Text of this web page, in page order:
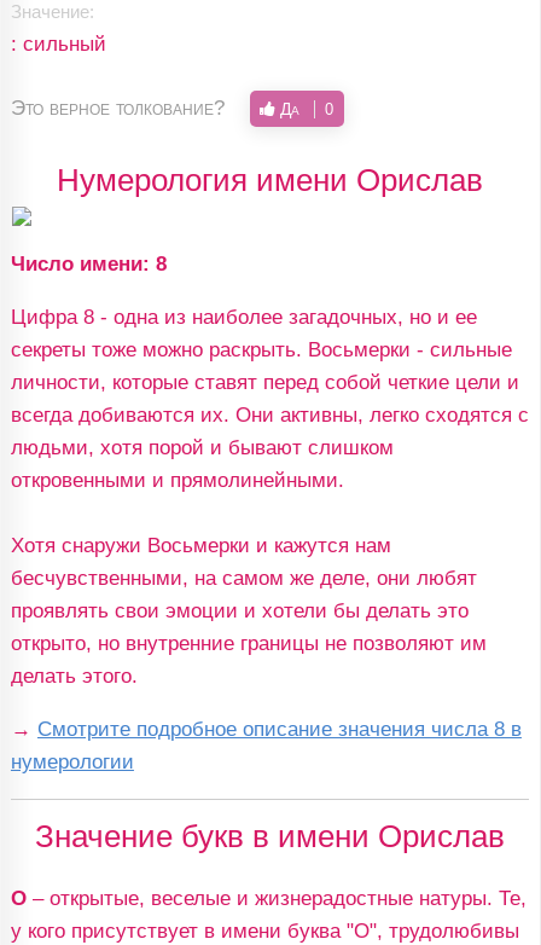
Значение:
: сильный
Это верное толкование? Да 0
Нумерология имени Орислав
Число имени: 8
Цифра 8 - одна из наиболее загадочных, но и ее
секреты тоже можно раскрыть. Восьмерки - сильные
личности, которые ставят перед собой четкие цели и
всегда добиваются их. Они активны, легко сходятся с
людьми, хотя порой и бывают слишком
откровенными и прямолинейными.
Хотя снаружи Восьмерки и кажутся нам
бесчувственными, на самом же деле, они любят
проявлять свои эмоции и хотели бы делать это
открыто, но внутренние границы не позволяют им
делать этого.
→ Смотрите подробное описание значения числа 8 в
нумерологии
Значение букв в имени Орислав
О– открытые, веселые и жизнерадостные натуры. Те,
у кого присутствует в имени буква "О", трудолюбивы